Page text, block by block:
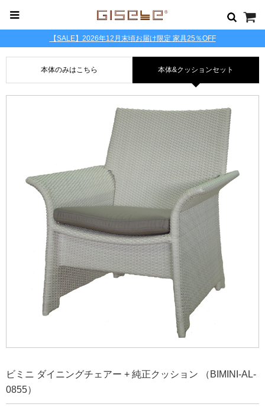
【SALE】2026年12月末頃お届け限定 家具25％OFF
本体のみはこちら 本体&クッションセット
ビミニ ダイニングチェアー + 純正クッション （BIMINI-AL-
0855）